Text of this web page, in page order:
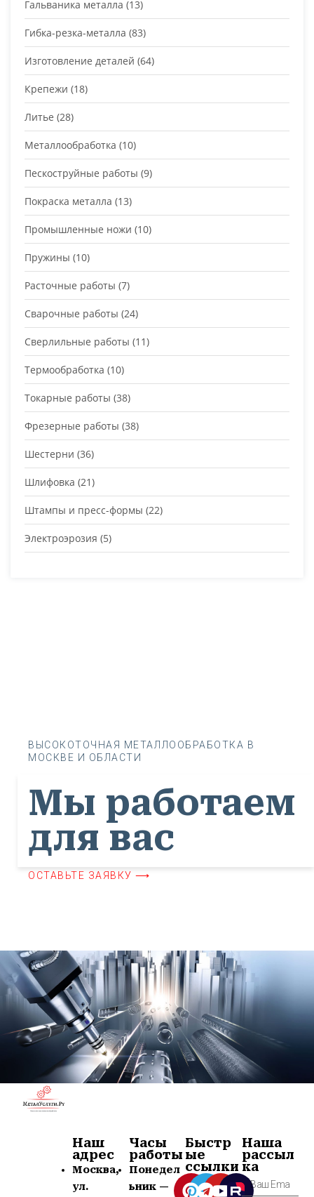
Гальваника металла (13)
Гибка-резка-металла (83)
Изготовление деталей (64)
Крепежи (18)
Литье (28)
Металлообработка (10)
Пескоструйные работы (9)
Покраска металла (13)
Промышленные ножи (10)
Пружины (10)
Расточные работы (7)
Сварочные работы (24)
Сверлильные работы (11)
Термообработка (10)
Токарные работы (38)
Фрезерные работы (38)
Шестерни (36)
Шлифовка (21)
Штампы и пресс-формы (22)
Электроэрозия (5)
ВЫСОКОТОЧНАЯ МЕТАЛЛООБРАБОТКА В
МОСКВЕ И ОБЛАСТИ
Мы работаем
для вас
ОСТАВЬТЕ ЗАЯВКУ ⟶
Наш
адрес
Москва,
ул.
Часы
работы
Понедел
ьник —
Быстр
ые
ссылки
Наша
рассыл
ка